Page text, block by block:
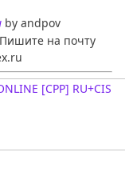
by andpov
на почту